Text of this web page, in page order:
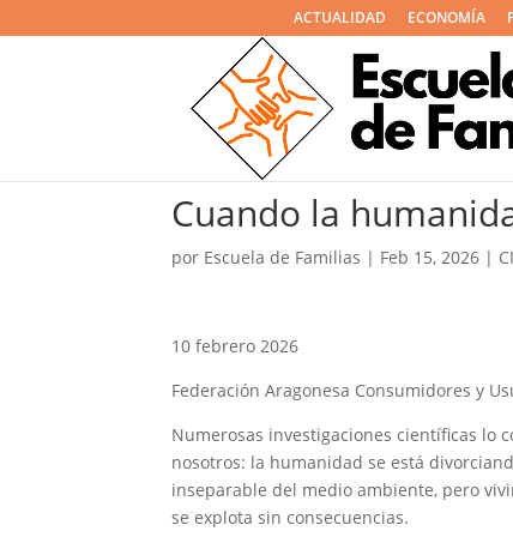
ACTUALIDAD ECONOMÍA
Cuando la
por Escuela de Familias | Feb 15, 2026|
10 febrero 2026
Federación Aragonesa Consumidores y
Numerosas investigaciones científicas lo
nosotros: la humanidad se está
inseparable del medio ambiente, pero
se explota sin consecuencias.